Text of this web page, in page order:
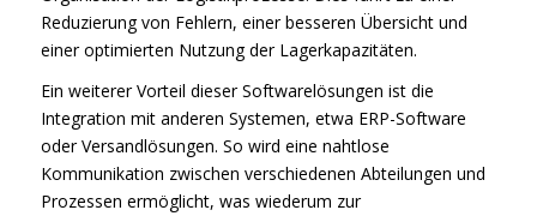
Reduzierung von Fehlern, einer besseren Übersicht und
einer optimierten Nutzung der Lagerkapazitäten.
Ein weiterer Vorteil dieser Softwarelösungen ist die
Integration mit anderen Systemen, etwa ERP-Software
oder Versandlösungen. So wird eine nahtlose
Kommunikation zwischen verschiedenen Abteilungen und
Prozessen ermöglicht, was wiederum zur